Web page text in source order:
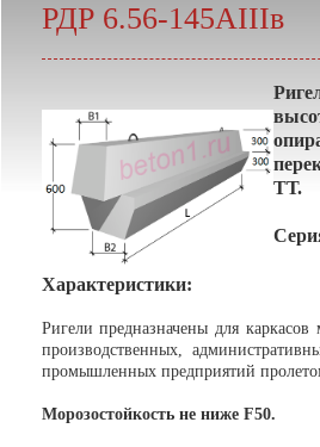
РДР 6.56-145AIIIв
ТТ.
Характеристики:
Ригели предназначены для
производственных,
промышленных предприятий
Морозостойкость не ниже F50.